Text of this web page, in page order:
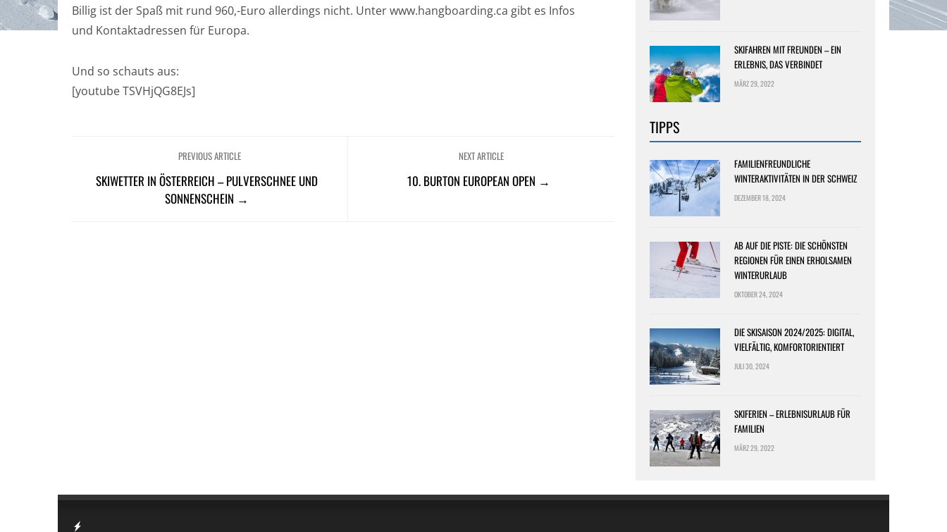
Billig ist der Spaß mit rund 960,-Euro allerdings nicht. Unter www.hangboarding.ca gibt es Infos
und Kontaktadressen für Europa.
Und so schauts aus:
[youtube TSVHjQG8EJs]
PREVIOUS ARTICLE
SKIWETTER IN ÖSTERREICH – PULVERSCHNEE UND
SONNENSCHEIN →
NEXT ARTICLE
10. BURTON EUROPEAN OPEN →
SKIFAHREN MIT FREUNDEN – EIN
ERLEBNIS, DAS VERBINDET
MÄRZ 29, 2022
TIPPS
FAMILIENFREUNDLICHE
WINTERAKTIVITÄTEN IN DER SCHWEIZ
DEZEMBER 18, 2024
AB AUF DIE PISTE: DIE SCHÖNSTEN
REGIONEN FÜR EINEN ERHOLSAMEN
WINTERURLAUB
OKTOBER 24, 2024
DIE SKISAISON 2024/2025: DIGITAL,
VIELFÄLTIG, KOMFORTORIENTIERT
JULI 30, 2024
SKIFERIEN – ERLEBNISURLAUB FÜR
FAMILIEN
MÄRZ 29, 2022